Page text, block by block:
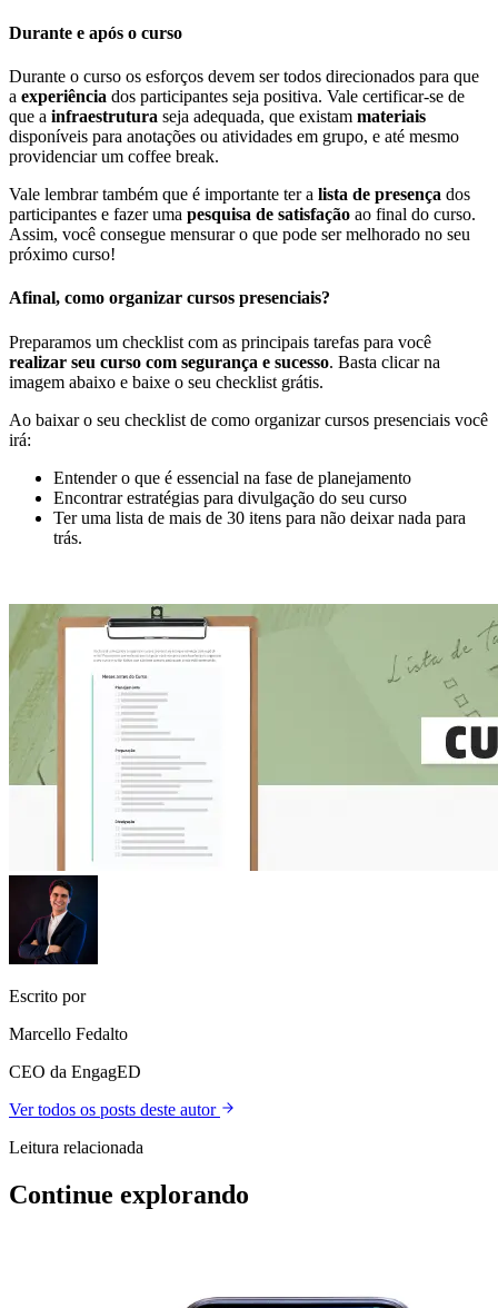
Durante e após o curso
Durante o curso os esforços devem ser todos direcionados para que
a experiência dos participantes seja positiva. Vale certificar-se de
que a infraestrutura seja adequada, que existam materiais
disponíveis para anotações ou atividades em grupo, e até mesmo
providenciar um coffee break.
Vale lembrar também que é importante ter a lista de presença dos
participantes e fazer uma pesquisa de satisfação ao final do curso.
Assim, você consegue mensurar o que pode ser melhorado no seu
próximo curso!
Afinal, como organizar cursos presenciais?
Preparamos um checklist com as principais tarefas para você
realizar seu curso com segurança e sucesso. Basta clicar na
imagem abaixo e baixe o seu checklist grátis.
Ao baixar o seu checklist de como organizar cursos presenciais você
irá:
Entender o que é essencial na fase de planejamento
Encontrar estratégias para divulgação do seu curso
Ter uma lista de mais de 30 itens para não deixar nada para
trás.
Escrito por
Marcello Fedalto
CEO da EngagED
Ver todos os posts deste autor
Leitura relacionada
Continue explorando